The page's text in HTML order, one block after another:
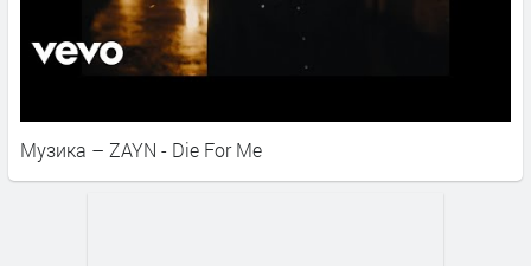
Музика – ZAYN - Die For Me